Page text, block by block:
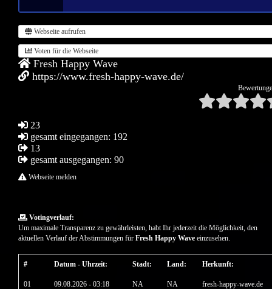
Webseite aufrufen
Voten für die Webseite
Fresh Happy Wave
https://www.fresh-happy-wave.de/
23
gesamt eingegangen: 192
13
gesamt ausgegangen: 90
Webseite melden
Votingverlauf:
Um maximale Transparenz zu gewährleisten, habt Ihr jederzeit die Möglichkeit, den
aktuellen Verlauf der Abstimmungen für Fresh Happy Wave einzusehen.
# Datum - Uhrzeit: Stadt: Land: Herkunft:
01 09.08.2026 - 03:18 NA NA fresh-happy-wave.de